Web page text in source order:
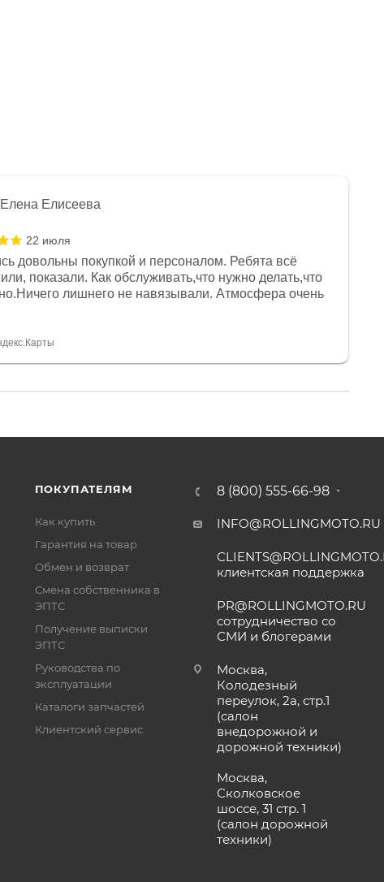
Елена Елисеева
22 июля
довольны покупкой и персоналом. Ребята всё
показали. Как обслуживать,что нужно делать,что
лишнего не навязывали. Атмосфера очень
спасибо Дмитрию, за клиентоориентированность и
ПОКУПАТЕЛЯМ
Как купить
Гарантия на товар
Обмен и возврат
Смена собственника в
ЭПТС
Получение выписки
ЭПТС
Руководства по
эксплуатации
Каталоги запчастей
Клиентский сервис
8 (800) 555-66-98
INFO@ROLLINGMOTO.RU
клиентская поддержка
PR@ROLLINGMOTO.RU
сотрудничество со
СМИ и блогерами
Москва,
Колодезный
переулок, 2а, стр.1
(салон
внедорожной и
дорожной техники)
Москва,
Сколковское
шоссе, 31 стр. 1
(салон дорожной
техники)